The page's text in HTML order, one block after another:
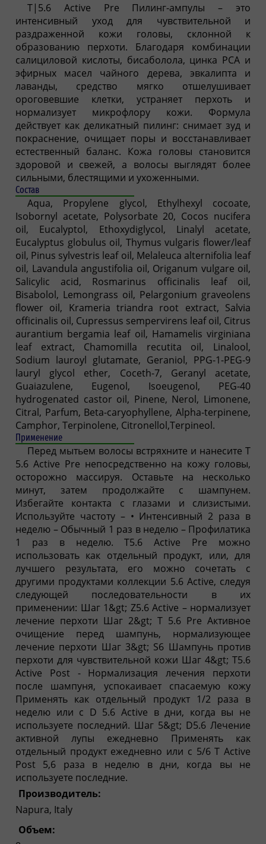
T|5.6 Active Pre Пилинг-ампулы – это
интенсивный уход для чувствительной и
раздраженной кожи головы, склонной к
образованию перхоти. Благодаря комбинации
салициловой кислоты, бисаболола, цинка PCA и
эфирных масел чайного дерева, эвкалипта и
лаванды, средство мягко отшелушивает
ороговевшие клетки, устраняет перхоть и
нормализует микрофлору кожи. Формула
действует как деликатный пилинг: снимает зуд и
покраснение, очищает поры и восстанавливает
естественный баланс. Кожа головы становится
здоровой и свежей, а волосы выглядят более
сильными, блестящими и ухоженными.
Состав
Aqua, Propylene glycol, Ethylhexyl cocoate,
Isobornyl acetate, Polysorbate 20, Cocos nucifera
oil, Eucalyptol, Ethoxydiglycol, Linalyl acetate,
Eucalyptus globulus oil, Thymus vulgaris flower/leaf
oil, Pinus sylvestris leaf oil, Melaleuca alternifolia leaf
oil, Lavandula angustifolia oil, Origanum vulgare oil,
Salicylic acid, Rosmarinus officinalis leaf oil,
Bisabolol, Lemongrass oil, Pelargonium graveolens
flower oil, Krameria triandra root extract, Salvia
officinalis oil, Cupressus sempervirens leaf oil, Citrus
aurantium bergamia leaf oil, Hamamelis virginiana
leaf extract, Chamomilla recutita oil, Linalool,
Sodium lauroyl glutamate, Geraniol, PPG-1-PEG-9
lauryl glycol ether, Coceth-7, Geranyl acetate,
Guaiazulene, Eugenol, Isoeugenol, PEG-40
hydrogenated castor oil, Pinene, Nerol, Limonene,
Citral, Parfum, Beta-caryophyllene, Alpha-terpinene,
Camphor, Terpinolene, Citronellol,Terpineol.
Применение
Перед мытьем волосы встряхните и нанесите T
5.6 Active Pre непосредственно на кожу головы,
осторожно массируя. Оставьте на несколько
минут, затем продолжайте с шампунем.
Избегайте контакта с глазами и слизистыми.
Используйте частоту – • Интенсивный 2 раза в
неделю – Обычный 1 раз в неделю – Профилатика
1 раз в неделю. T5.6 Active Pre можно
использовать как отдельный продукт, или, для
лучшего результата, его можно сочетать с
другими продуктами коллекции 5.6 Active, следуя
следующей последовательности в их
применении: Шаг 1&gt; Z5.6 Active – нормализует
лечение перхоти Шаг 2&gt; T 5.6 Pre Активное
очищение перед шампунь, нормализующее
лечение перхоти Шаг 3&gt; S6 Шампунь против
перхоти для чувствительной кожи Шаг 4&gt; T5.6
Active Post - Нормализация лечения перхоти
после шампуня, успокаивает спасаемую кожу
Применять как отдельный продукт 1/2 раза в
неделю или с D 5.6 Active в дни, когда вы не
используете последний. Шаг 5&gt; D5.6 Лечение
активной лупы ежедневно Применять как
отдельный продукт ежедневно или с 5/6 T Active
Post 5,6 раза в неделю в дни, когда вы не
используете последние.
Производитель:
Napura, Italy
Объем: